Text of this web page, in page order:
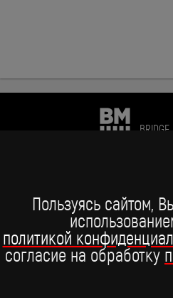
Пользуясь сайтом,
политикой
согласие на обработку
Telegram
Telegram
ВКонтакте